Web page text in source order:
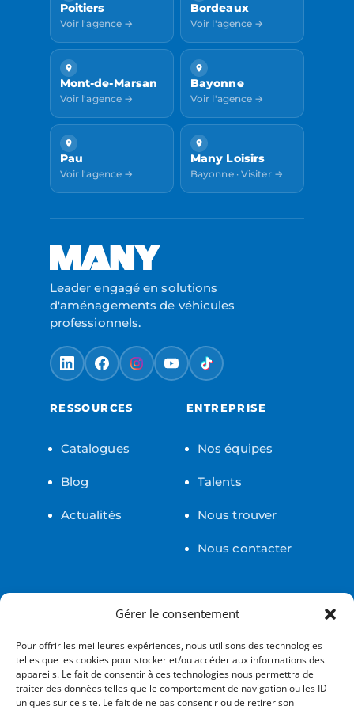
Gérer le consentement
Pour offrir les meilleures expériences, nous utilisons des technologies
telles que les cookies pour stocker et/ou accéder aux informations des
appareils. Le fait de consentir à ces technologies nous permettra de
traiter des données telles que le comportement de navigation ou les ID
uniques sur ce site. Le fait de ne pas consentir ou de retirer son
Poitiers
Voir l'agence →
Bordeaux
Voir l'agence →
Mont-de-Marsan
Voir l'agence →
Bayonne
Voir l'agence →
Pau
Voir l'agence →
Many Loisirs
Bayonne · Visiter →
Leader engagé en solutions
d'aménagements de véhicules
professionnels.
RESSOURCES
Catalogues
Blog
Actualités
ENTREPRISE
Nos équipes
Talents
Nous trouver
Nous contacter
Certifications
Confidentialité